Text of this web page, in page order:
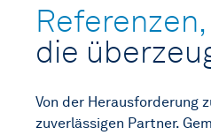
Referenzen,
die
Von der Herausforderung
zuverlässigen Partner.